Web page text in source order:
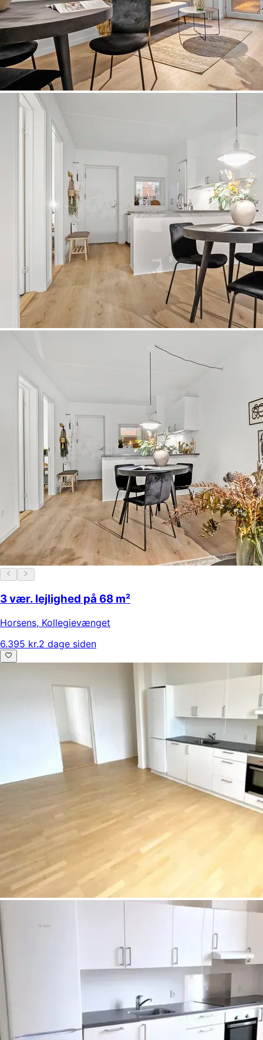
3 vær. lejlighed på 68 m²
Horsens, Kollegievænget
6.395 kr.2 dage siden